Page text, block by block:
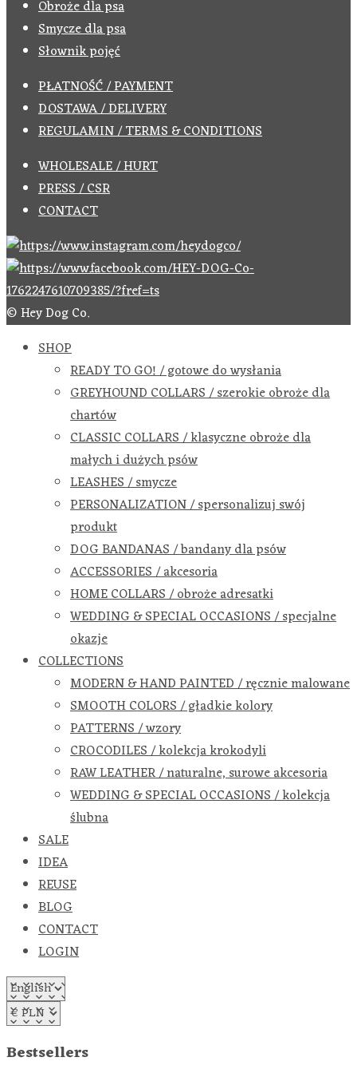
Obroże dla psa
Smycze dla psa
Słownik pojęć
PŁATNOŚĆ / PAYMENT
DOSTAWA / DELIVERY
REGULAMIN / TERMS & CONDITIONS
WHOLESALE / HURT
PRESS / CSR
CONTACT
© Hey Dog Co.
SHOP
READY TO GO! / gotowe do wysłania
GREYHOUND COLLARS / szerokie obroże dla
chartów
CLASSIC COLLARS / klasyczne obroże dla
małych i dużych psów
LEASHES / smycze
PERSONALIZATION / spersonalizuj swój
produkt
DOG BANDANAS / bandany dla psów
ACCESSORIES / akcesoria
HOME COLLARS / obroże adresatki
WEDDING & SPECIAL OCCASIONS / specjalne
okazje
COLLECTIONS
MODERN & HAND PAINTED / ręcznie malowane
SMOOTH COLORS / gładkie kolory
PATTERNS / wzory
CROCODILES / kolekcja krokodyli
RAW LEATHER / naturalne, surowe akcesoria
WEDDING & SPECIAL OCCASIONS / kolekcja
ślubna
SALE
IDEA
REUSE
BLOG
CONTACT
LOGIN
Bestsellers